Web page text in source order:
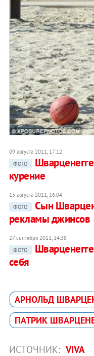
09 августа 2011, 17:12
ФОТО
курение
15 августа 2011, 16:04
ФОТО
Сын
рекламы джинсов
27 сентября 2011, 14:38
ФОТО
себя
АРНОЛЬД
ПАТРИК
ИСТОЧНИК: VIVA